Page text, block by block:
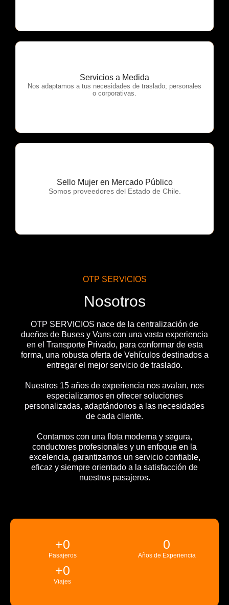
Servicios a Medida
Nos adaptamos a tus necesidades de traslado; personales
o corporativas.
OTP Servicios
Sello Mujer en Mercado Público
Somos proveedores del Estado de Chile.
OTP Servicios
OTP SERVICIOS
Nosotros
OTP SERVICIOS nace de la centralización de
dueños de Buses y Vans con una vasta experiencia
en el Transporte Privado, para conformar de esta
forma, una robusta oferta de Vehículos destinados a
entregar el mejor servicio de traslado.
Nuestros 15 años de experiencia nos avalan, nos
especializamos en ofrecer soluciones
personalizadas, adaptándonos a las necesidades
de cada cliente.
Contamos con una flota moderna y segura,
conductores profesionales y un enfoque en la
excelencia, garantizamos un servicio confiable,
eficaz y siempre orientado a la satisfacción de
nuestros pasajeros.
Pasajeros
+0
Años de Experiencia
0
Viajes
+0